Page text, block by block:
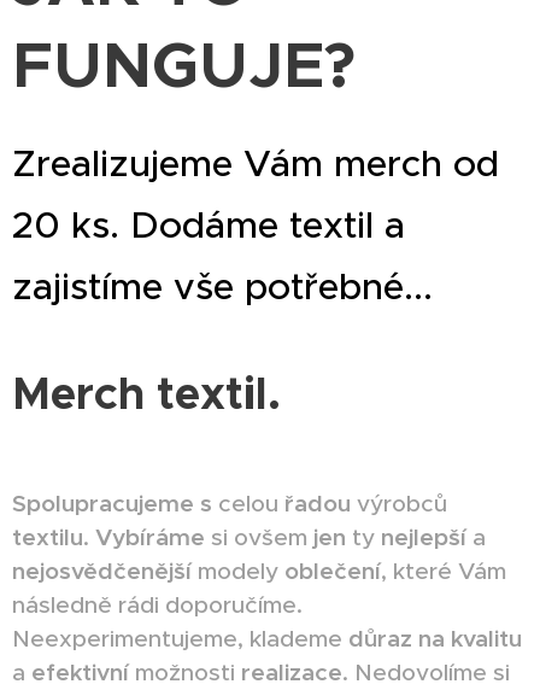
FUNGUJE?
Zrealizujeme Vám merch od
20 ks. Dodáme textil a
zajistíme vše potřebné...
Merch textil.
Spolupracujeme s celou řadou výrobců
textilu. Vybíráme si ovšem jen ty nejlepšía
nejosvědčenějšímodely oblečení, které Vám
následně rádi doporučíme.
Neexperimentujeme, klademe důraz na kvalitu
a efektivnímožnosti realizace. Nedovolíme si